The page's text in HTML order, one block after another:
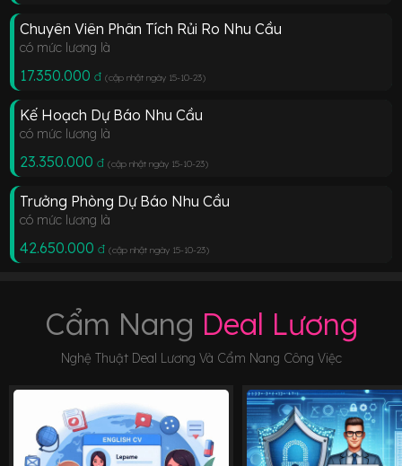
Chuyên Viên Phân Tích Rủi Ro Nhu Cầu
có mức lương là
17.350.000 đ (cập nhật ngày 15-10-23)
Kế Hoạch Dự Báo Nhu Cầu
có mức lương là
23.350.000 đ (cập nhật ngày 15-10-23)
Trưởng Phòng Dự Báo Nhu Cầu
có mức lương là
42.650.000 đ (cập nhật ngày 15-10-23)
Cẩm Nang Deal Lương
Nghệ Thuật Deal Lương Và Cẩm Nang Công Việc